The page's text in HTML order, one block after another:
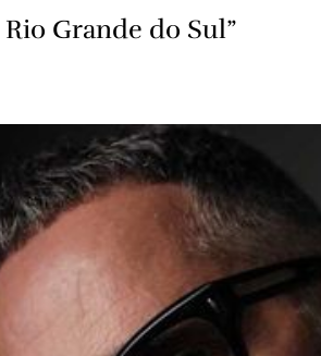
Grande do Sul”